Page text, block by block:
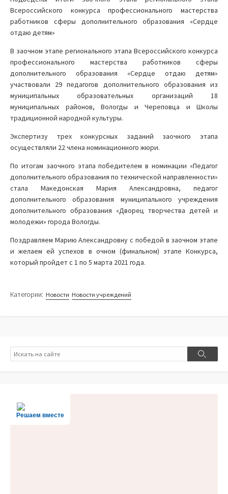
Всероссийского конкурса профессионального мастерства
работников сферы дополнительного образования «Сердце
отдаю детям»
В заочном этапе регионального этапа Всероссийского конкурса
профессионального мастерства работников сферы
дополнительного образования «Сердце отдаю детям»
участвовали 29 педагогов дополнительного образования из
муниципальных образовательных организаций 18
муниципальных районов, Вологды и Череповца и Школы
традиционной народной культуры.
Экспертизу трех конкурсных заданий заочного этапа
осуществляли 22 члена номинационного жюри.
По итогам заочного этапа победителем в номинации «Педагог
дополнительного образования по технической направленности»
стала Македонская Мария Александровна, педагог
дополнительного образования муниципального учреждения
дополнительного образования «Дворец творчества детей и
молодежи» города Вологды.
Поздравляем Марию Александровну с победой в заочном этапе
и желаем ей успехов в очном (финальном) этапе Конкурса,
который пройдет с 1 по 5 марта 2021 года.
Категории: Новости Новости учреждений
Поиск
Поиск
Решаем вместе